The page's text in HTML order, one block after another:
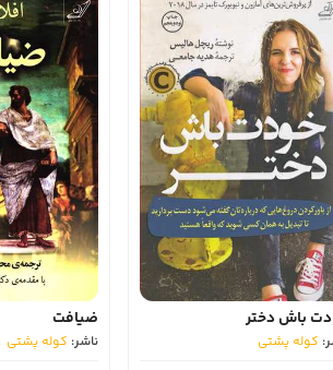
دختر
پشتی
ضیافت
کوله پشتی